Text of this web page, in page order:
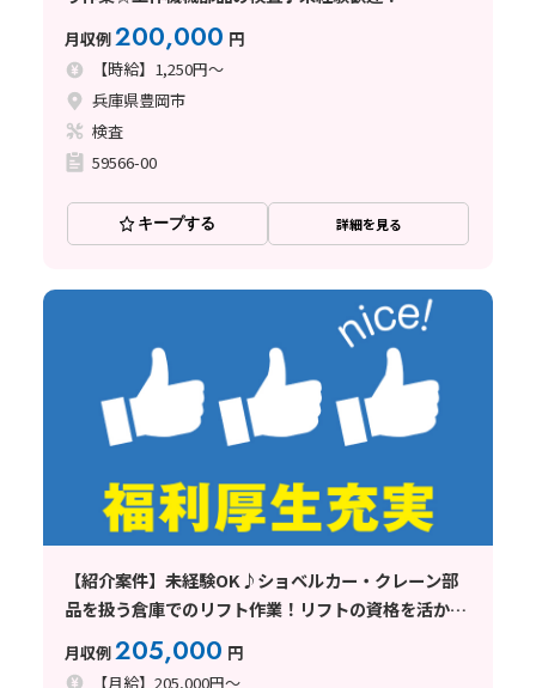
月収例200,000 円
【時給】1,250円～
兵庫県豊岡市
検査
59566-00
キープする 詳細を見る
【紹介案件】未経験OK♪ショベルカー・クレーン部
品を扱う倉庫でのリフト作業！リフトの資格を活かせ
月収例205,000 円
【月給】205,000円～